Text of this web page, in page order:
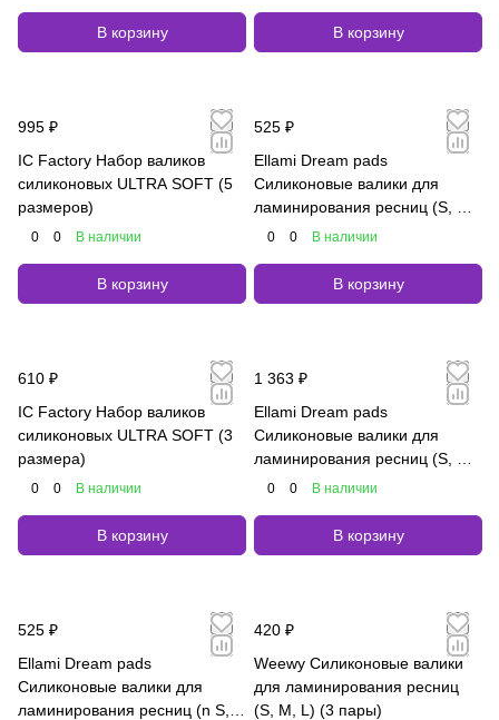
В корзину В корзину
995 ₽
IC Factory Набор валиков
силиконовых ULTRA SOFT (5
размеров)
0 0 В наличии
В корзину
525 ₽
Ellami Dream pads
Силиконовые валики для
ламинирования ресниц (S, M,
L, XL) (4 пары)
0 0 В наличии
В корзину
610 ₽
IC Factory Набор валиков
силиконовых ULTRA SOFT (3
размера)
0 0 В наличии
В корзину
1 363 ₽
Ellami Dream pads
Силиконовые валики для
ламинирования ресниц (S, M,
L, XL) + (n S, n M, n L, n XL) (8
0 0 В наличии
В корзину
525 ₽
Ellami Dream pads
Силиконовые валики для
ламинирования ресниц (n S, n
420 ₽
Weewy Силиконовые валики
для ламинирования ресниц
(S, M, L) (3 пары)